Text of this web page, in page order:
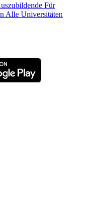
Für
Alle Universitäten